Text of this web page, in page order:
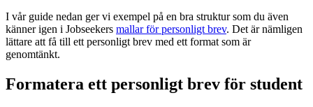
I vår guide nedan ger vi exempel på en bra struktur som du även
känner igen i Jobseekers mallar för personligt brev. Det är nämligen
lättare att få till ett personligt brev med ett format som är
genomtänkt.
Formatera ett personligt brev för student